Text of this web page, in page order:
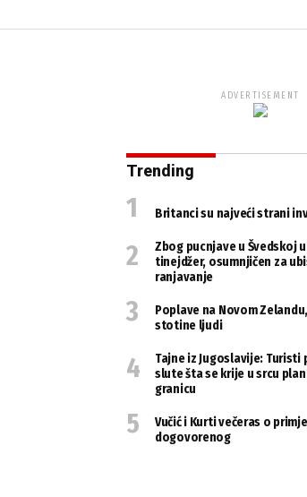
ADVERTISEMENT
Trending
Britanci su najveći strani
Zbog pucnjave u Švedskoj
tinejdžer, osumnjičen za
ranjavanje
Poplave na Novom
stotine ljudi
Tajne iz Jugoslavije: Turisti
slute šta se krije u srcu
granicu
Vučić i Kurti večeras o
dogovorenog